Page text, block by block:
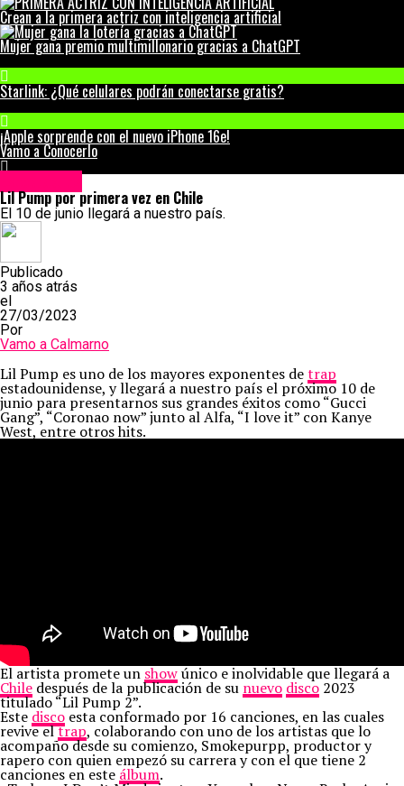
Crean a la primera actriz con inteligencia artificial
Mujer gana premio multimillonario gracias a ChatGPT
Starlink: ¿Qué celulares podrán conectarse gratis?
¡Apple sorprende con el nuevo iPhone 16e!
Vamo a Conocerlo
Lil Pump por primera vez en Chile
El 10 de junio llegará a nuestro país.
Publicado
3 años atrás
el
27/03/2023
Por
Vamo a Calmarno
Lil Pump es uno de los mayores exponentes detrap
estadounidense, y llegará a nuestro país el próximo 10 de
junio para presentarnos sus grandes éxitos como “Gucci
Gang”, “Coronao now” junto al Alfa, “I love it” con Kanye
West, entre otros hits.
El artista promete un showúnico e inolvidable que llegará a
Chile después de la publicación de su nuevo disco 2023
titulado “Lil Pump 2”.
Este disco esta conformado por 16 canciones, en las cuales
revive eltrap, colaborando con uno de los artistas que lo
acompaño desde su comienzo, Smokepurpp, productor y
rapero con quien empezó su carrera y con el que tiene 2
canciones en este álbum.